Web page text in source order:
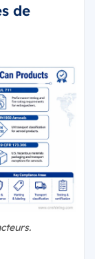
de